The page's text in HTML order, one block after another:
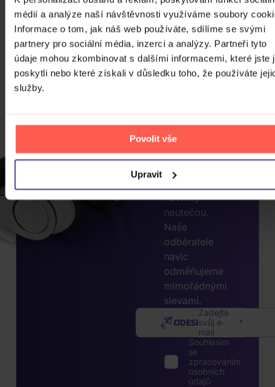
médií a analýze naší návštěvnosti využíváme soubory
Informace o tom, jak náš web používáte, sdílíme se svými
partnery pro sociální média, inzerci a analýzy. Partneři tyto
údaje mohou zkombinovat s dalšími informacemi, které jste
poskytli nebo které získali v důsledku toho, že používáte
služby.
Povolit vše
Upravit
CHCETE
JEŠTĚ
VÍCE
E-MAIL.
Přihlaste se k
odběru našeho
vám akce nebo
novinky
neutečou.
Naše
odběratele
navíc
odměňujeme
mimořádnými
slevami.
Zadejte
svůj e-
mail
ODESLAT
Souhlasím
se
zpracováním
osobních
údajů